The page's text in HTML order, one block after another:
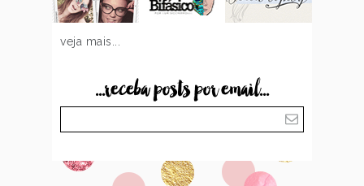
veja mais...
...receba posts por email...